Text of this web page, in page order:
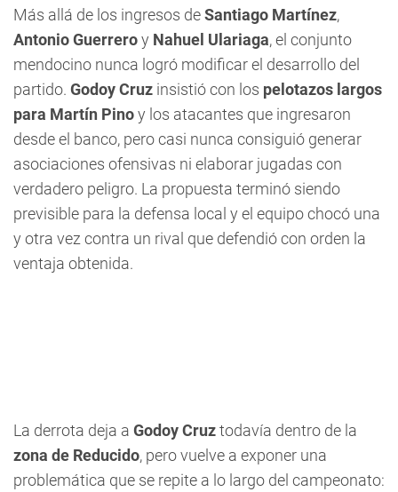
Más allá de los ingresos deSantiago Martínez,
Antonio Guerreroy Nahuel Ulariaga, el conjunto
mendocino nunca logró modificar el desarrollo del
partido. Godoy Cruz insistió con los pelotazos largos
para Martín Pinoy los atacantes que ingresaron
desde el banco, pero casi nunca consiguió generar
asociaciones ofensivas ni elaborar jugadas con
verdadero peligro. La propuesta terminó siendo
previsible para la defensa local y el equipo chocó una
y otra vez contra un rival que defendió con orden la
ventaja obtenida.
La derrota deja a Godoy Cruztodavía dentro de la
zona de Reducido, pero vuelve a exponer una
problemática que se repite a lo largo del campeonato: